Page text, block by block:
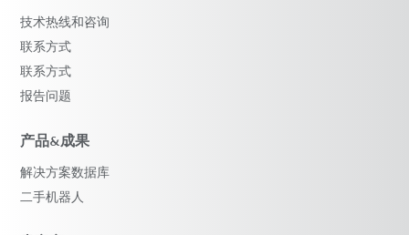
技术热线和咨询
联系方式
联系方式
报告问题
产品&成果
解决方案数据库
二手机器人